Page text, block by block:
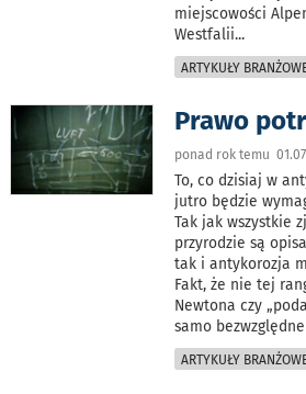
miejscowości
Westfalii...
ARTYKUŁY
Prawo
ponad rok temu
To, co dzisiaj w
jutro będzie
Tak jak wszystkie
przyrodzie są
tak i antykorozja
Fakt, że nie tej
Newtona czy
samo
ARTYKUŁY